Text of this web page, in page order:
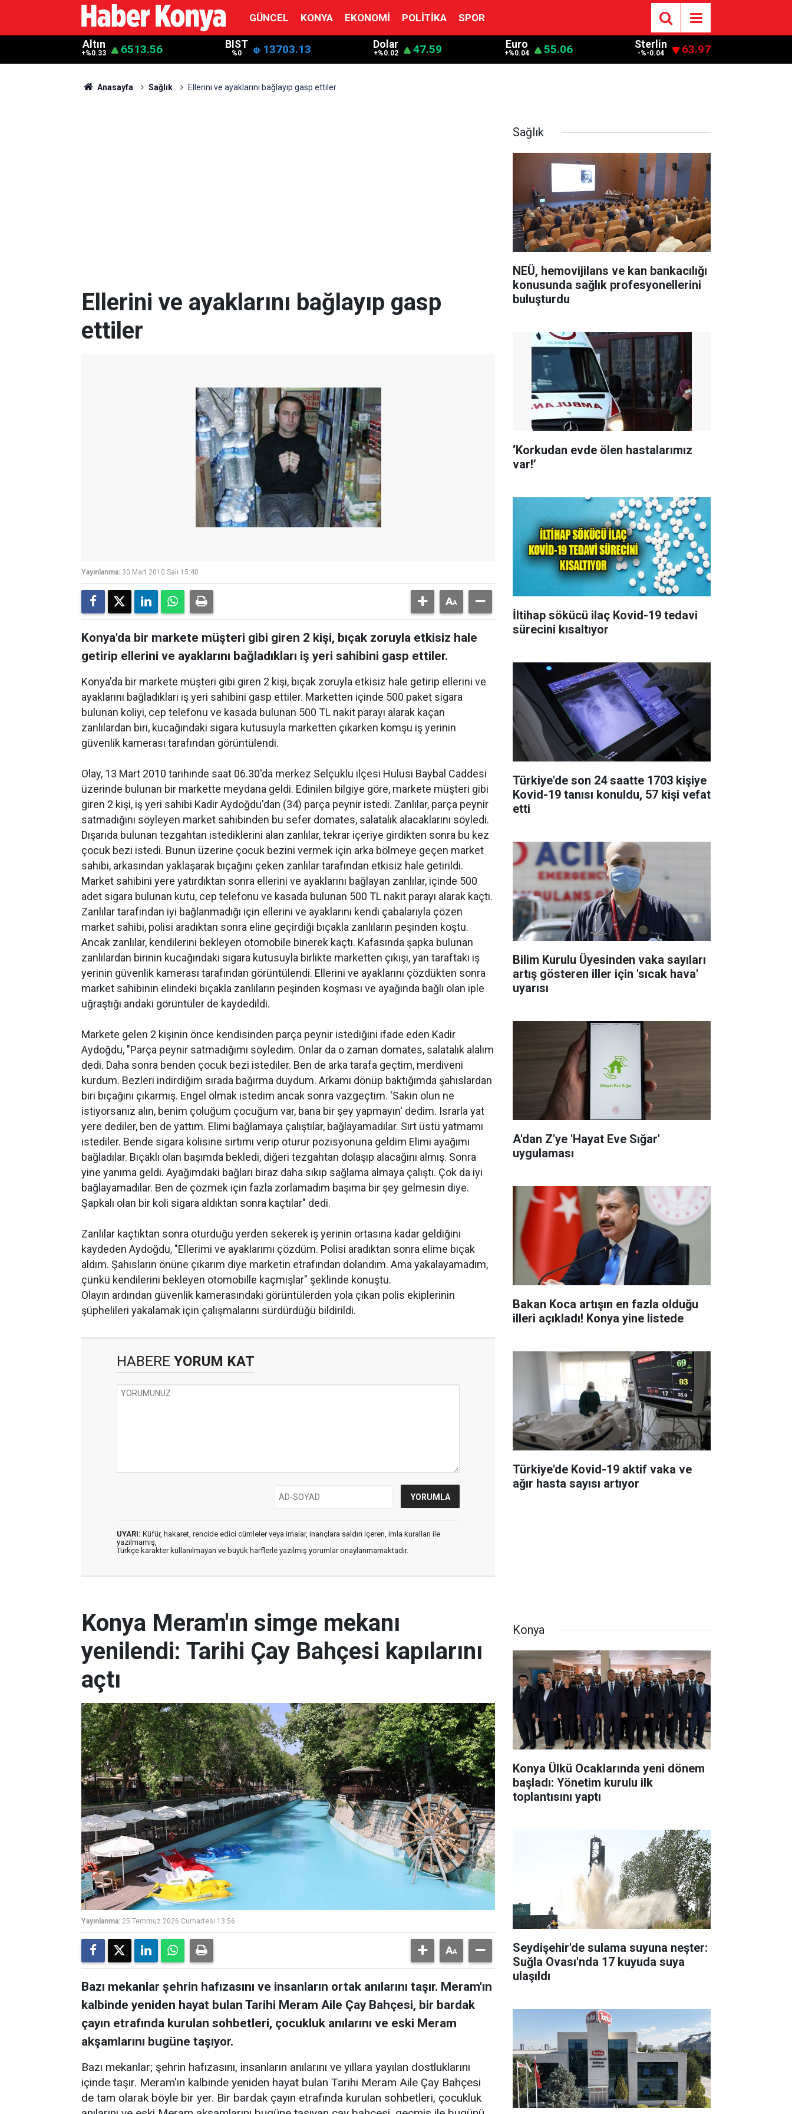
GÜNCEL KONYA EKONOMI POLITIKA SPOR
Altın
+%0.33 6513.56 BIST
%0 13703.13 Dolar
+%0.02 47.59 Euro
+%0.04 55.06 Sterlin
-%-0.04 63.97
Anasayfa Sağlık Ellerini ve ayaklarını bağlayıp gasp ettiler
Ellerini ve ayaklarını bağlayıp gasp
ettiler
Yayınlanma: 30 Mart 2010 Salı 15:40
Konya'da bir markete müşteri gibi giren 2 kişi, bıçak zoruyla etkisiz hale
getirip ellerini ve ayaklarını bağladıkları iş yeri sahibini gasp ettiler.
Konya'da bir markete müşteri gibi giren 2 kişi, bıçak zoruyla etkisiz hale getirip ellerini ve
ayaklarını bağladıkları iş yeri sahibini gasp ettiler. Marketten içinde 500 paket sigara
bulunan koliyi, cep telefonu ve kasada bulunan 500 TL nakit parayı alarak kaçan
zanlılardan biri, kucağındaki sigara kutusuyla marketten çıkarken komşu iş yerinin
güvenlik kamerası tarafından görüntülendi.
Olay, 13 Mart 2010 tarihinde saat 06.30'da merkez Selçuklu ilçesi Hulusi Baybal Caddesi
üzerinde bulunan bir markette meydana geldi. Edinilen bilgiye göre, markete müşteri gibi
giren 2 kişi, iş yeri sahibi Kadir Aydoğdu'dan (34) parça peynir istedi. Zanlılar, parça peynir
satmadığını söyleyen market sahibinden bu sefer domates, salatalık alacaklarını söyledi.
Dışarıda bulunan tezgahtan istediklerini alan zanlılar, tekrar içeriye girdikten sonra bu kez
çocuk bezi istedi. Bunun üzerine çocuk bezini vermek için arka bölmeye geçen market
sahibi, arkasından yaklaşarak bıçağını çeken zanlılar tarafından etkisiz hale getirildi.
Market sahibini yere yatırdıktan sonra ellerini ve ayaklarını bağlayan zanlılar, içinde 500
adet sigara bulunan kutu, cep telefonu ve kasada bulunan 500 TL nakit parayı alarak kaçtı.
Zanlılar tarafından iyi bağlanmadığı için ellerini ve ayaklarını kendi çabalarıyla çözen
market sahibi, polisi aradıktan sonra eline geçirdiği bıçakla zanlıların peşinden koştu.
Ancak zanlılar, kendilerini bekleyen otomobile binerek kaçtı. Kafasında şapka bulunan
zanlılardan birinin kucağındaki sigara kutusuyla birlikte marketten çıkışı, yan taraftaki iş
yerinin güvenlik kamerası tarafından görüntülendi. Ellerini ve ayaklarını çözdükten sonra
market sahibinin elindeki bıçakla zanlıların peşinden koşması ve ayağında bağlı olan iple
uğraştığı andaki görüntüler de kaydedildi.
Markete gelen 2 kişinin önce kendisinden parça peynir istediğini ifade eden Kadir
Aydoğdu, "Parça peynir satmadığımı söyledim. Onlar da o zaman domates, salatalık alalım
dedi. Daha sonra benden çocuk bezi istediler. Ben de arka tarafa geçtim, merdiveni
kurdum. Bezleri indirdiğim sırada bağırma duydum. Arkamı dönüp baktığımda şahıslardan
biri bıçağını çıkarmış. Engel olmak istedim ancak sonra vazgeçtim. 'Sakin olun ne
istiyorsanız alın, benim çoluğum çocuğum var, bana bir şey yapmayın' dedim. Israrla yat
yere dediler, ben de yattım. Elimi bağlamaya çalıştılar, bağlayamadılar. Sırt üstü yatmamı
istediler. Bende sigara kolisine sırtımı verip oturur pozisyonuna geldim Elimi ayağımı
bağladılar. Bıçaklı olan başımda bekledi, diğeri tezgahtan dolaşıp alacağını almış. Sonra
yine yanıma geldi. Ayağımdaki bağları biraz daha sıkıp sağlama almaya çalıştı. Çok da iyi
bağlayamadılar. Ben de çözmek için fazla zorlamadım başıma bir şey gelmesin diye.
Şapkalı olan bir koli sigara aldıktan sonra kaçtılar" dedi.
Zanlılar kaçtıktan sonra oturduğu yerden sekerek iş yerinin ortasına kadar geldiğini
kaydeden Aydoğdu, "Ellerimi ve ayaklarımı çözdüm. Polisi aradıktan sonra elime bıçak
aldım. Şahısların önüne çıkarım diye marketin etrafından dolandım. Ama yakalayamadım,
çünkü kendilerini bekleyen otomobille kaçmışlar" şeklinde konuştu.
Olayın ardından güvenlik kamerasındaki görüntülerden yola çıkan polis ekiplerinin
şüphelileri yakalamak için çalışmalarını sürdürdüğü bildirildi.
HABERE YORUM KAT
UYARI: Küfür, hakaret, rencide edici cümleler veya imalar, inançlara saldırı içeren, imla kuralları ile
yazılmamış,
Türkçe karakter kullanılmayan ve büyük harflerle yazılmış yorumlar onaylanmamaktadır.
Sağlık
NEÜ, hemovijilans ve kan bankacılığı
konusunda sağlık profesyonellerini
buluşturdu
‘Korkudan evde ölen hastalarımız
var!’
İltihap sökücü ilaç Kovid-19 tedavi
sürecini kısaltıyor
Türkiye'de son 24 saatte 1703 kişiye
Kovid-19 tanısı konuldu, 57 kişi vefat
etti
Bilim Kurulu Üyesinden vaka sayıları
artış gösteren iller için 'sıcak hava'
uyarısı
A'dan Z'ye 'Hayat Eve Sığar'
uygulaması
Bakan Koca artışın en fazla olduğu
illeri açıkladı! Konya yine listede
Türkiye'de Kovid-19 aktif vaka ve
ağır hasta sayısı artıyor
Konya Meram'ın simge mekanı
yenilendi: Tarihi Çay Bahçesi kapılarını
açtı
Yayınlanma: 25 Temmuz 2026 Cumartesi 13:56
Bazı mekanlar şehrin hafızasını ve insanların ortak anılarını taşır. Meram'ın
kalbinde yeniden hayat bulan Tarihi Meram Aile Çay Bahçesi, bir bardak
çayın etrafında kurulan sohbetleri, çocukluk anılarını ve eski Meram
akşamlarını bugüne taşıyor.
Bazı mekanlar; şehrin hafızasını, insanların anılarını ve yıllara yayılan dostluklarını
içinde taşır. Meram'ın kalbinde yeniden hayat bulan Tarihi Meram Aile Çay Bahçesi
de tam olarak böyle bir yer. Bir bardak çayın etrafında kurulan sohbetleri, çocukluk
Konya
Konya Ülkü Ocaklarında yeni dönem
başladı: Yönetim kurulu ilk
toplantısını yaptı
Seydişehir'de sulama suyuna neşter:
Suğla Ovası'nda 17 kuyuda suya
ulaşıldı